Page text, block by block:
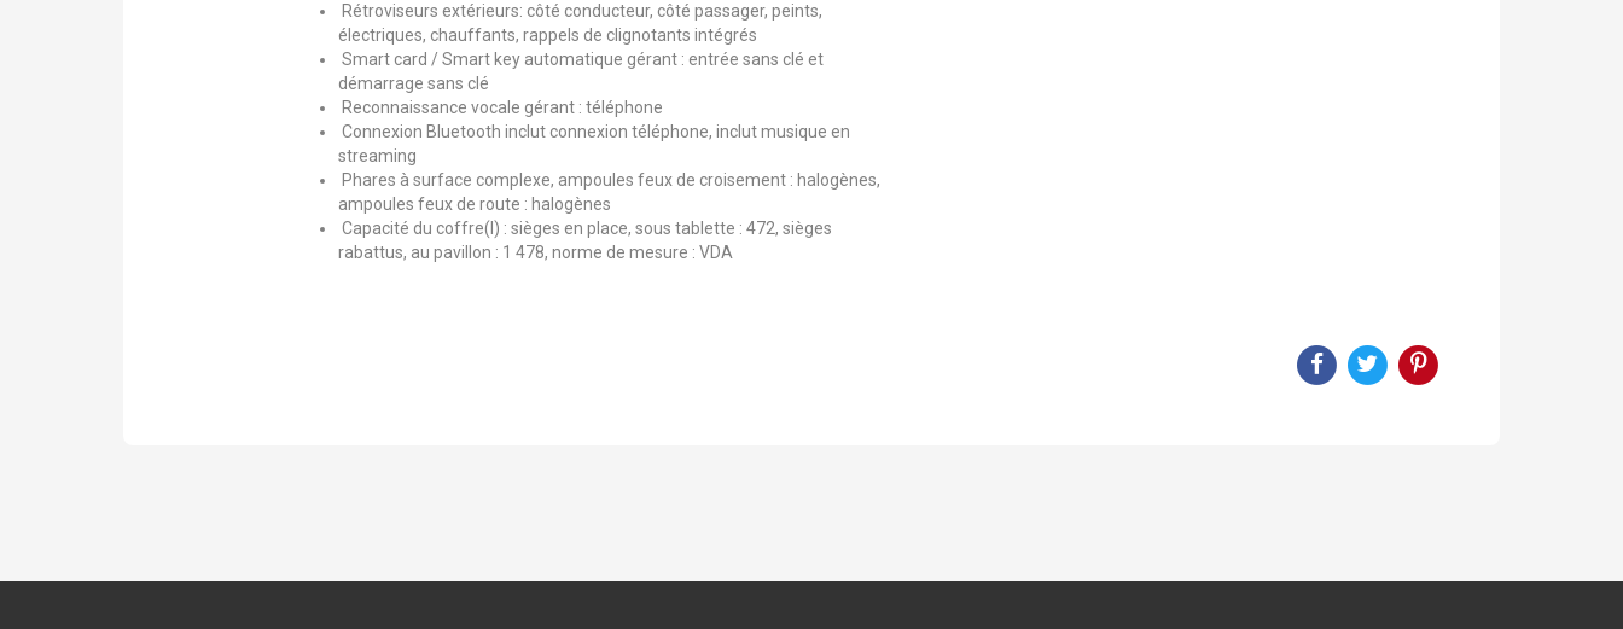
Rétroviseurs extérieurs: côté conducteur, côté passager, peints,
électriques, chauffants, rappels de clignotants intégrés
Smart card / Smart key automatique gérant : entrée sans clé et
démarrage sans clé
Reconnaissance vocale gérant : téléphone
Connexion Bluetooth inclut connexion téléphone, inclut musique en
streaming
Phares à surface complexe, ampoules feux de croisement : halogènes,
ampoules feux de route : halogènes
Capacité du coffre(l) : sièges en place, sous tablette : 472, sièges
rabattus, au pavillon : 1 478, norme de mesure : VDA